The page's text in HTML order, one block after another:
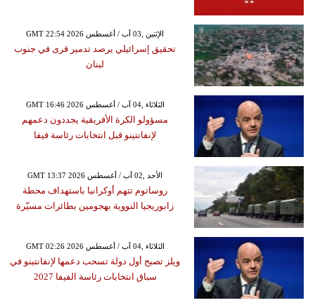
GMT 22:54 2026 الإثنين ,03 آب / أغسطس
تحقيق إسرائيلي يرصد تدمير قرى في جنوب
لبنان
GMT 16:46 2026 الثلاثاء ,04 آب / أغسطس
مسؤولو الكرة الأفريقية يجددون دعمهم
لإنفانتينو قبل انتخابات رئاسة فيفا
GMT 13:37 2026 الأحد ,02 آب / أغسطس
روساتوم تتهم أوكرانيا باستهداف محطة
زابوريجيا النووية بهجومين بطائرات مسيّرة
GMT 02:26 2026 الثلاثاء ,04 آب / أغسطس
ويلز تصبح أول دولة تسحب دعمها لإنفانتينو في
سباق انتخابات رئاسة الفيفا 2027